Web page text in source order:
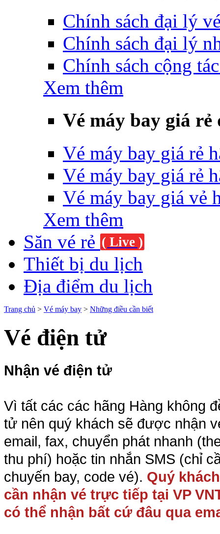
Chính sách đại lý
Chính sách đại lý
Chính sách cộng
Xem thêm
Vé máy bay giá rẻ
Vé máy bay giá rẻ
Vé máy bay giá rẻ
Vé máy bay giá vẻ
Xem thêm
Săn vé rẻ ( Live )
Thiết bị du lịch
Địa điểm du lịch
Trang chủ > Vé máy bay > Những điều cần biết
Vé điện tử
Nhận vé điện tử
Vì tất các các hãng Hàng không
tử nên quý khách sẽ được nhận
email, fax, chuyển phát nhanh
thu phí) hoặc tin nhắn SMS (chỉ
chuyến bay, code vé). Quý
cần nhận vé trực tiếp tại VP
có thể nhận bất cứ đâu qua